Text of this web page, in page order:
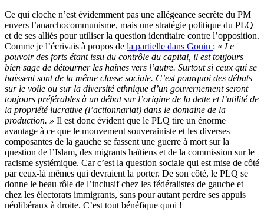
Ce qui cloche n’est évidemment pas une allégeance secrète du PM
envers l’anarchocommunisme, mais une stratégie politique du PLQ
et de ses alliés pour utiliser la question identitaire contre l’opposition.
Comme je l’écrivais à propos de la partielle dans Gouin : « Le
pouvoir des forts étant issu du contrôle du capital, il est toujours
bien sage de détourner les haines vers l’autre. Surtout si ceux qui se
haïssent sont de la même classe sociale. C’est pourquoi des débats
sur le voile ou sur la diversité ethnique d’un gouvernement seront
toujours préférables à un débat sur l’origine de la dette et l’utilité de
la propriété lucrative (l’actionnariat) dans le domaine de la
production. » Il est donc évident que le PLQ tire un énorme
avantage à ce que le mouvement souverainiste et les diverses
composantes de la gauche se fassent une guerre à mort sur la
question de l’Islam, des migrants haïtiens et de la commission sur le
racisme systémique. Car c’est la question sociale qui est mise de côté
par ceux-là mêmes qui devraient la porter. De son côté, le PLQ se
donne le beau rôle de l’inclusif chez les fédéralistes de gauche et
chez les électorats immigrants, sans pour autant perdre ses appuis
néolibéraux à droite. C’est tout bénéfique quoi !